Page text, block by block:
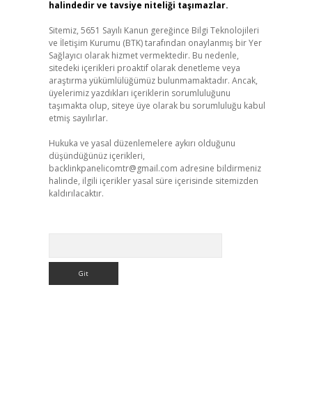
halindedir ve tavsiye niteliği taşımazlar.
Sitemiz, 5651 Sayılı Kanun gereğince Bilgi Teknolojileri
ve İletişim Kurumu (BTK) tarafından onaylanmış bir Yer
Sağlayıcı olarak hizmet vermektedir. Bu nedenle,
sitedeki içerikleri proaktif olarak denetleme veya
araştırma yükümlülüğümüz bulunmamaktadır. Ancak,
üyelerimiz yazdıkları içeriklerin sorumluluğunu
taşımakta olup, siteye üye olarak bu sorumluluğu kabul
etmiş sayılırlar.
Hukuka ve yasal düzenlemelere aykırı olduğunu
düşündüğünüz içerikleri,
backlinkpanelicomtr@gmail.com adresine bildirmeniz
halinde, ilgili içerikler yasal süre içerisinde sitemizden
kaldırılacaktır.